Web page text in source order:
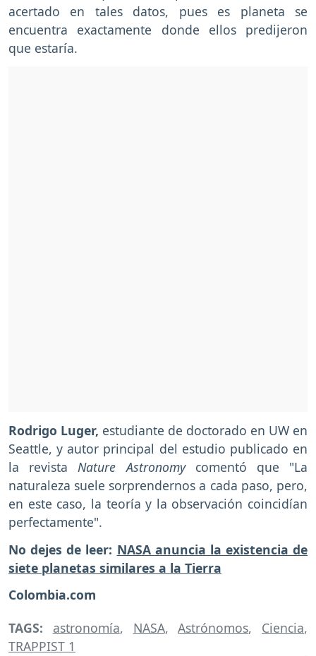
acertado en tales datos, pues es planeta se
encuentra exactamente donde ellos predijeron
que estaría.
Rodrigo Luger, estudiante de doctorado en UW en
Seattle, y autor principal del estudio publicado en
la revista Nature Astronomycomentó que "La
naturaleza suele sorprendernos a cada paso, pero,
en este caso, la teoría y la observación coincidían
perfectamente".
No dejes de leer: NASA anuncia la existencia de
siete planetas similares a la Tierra
Colombia.com
TAGS: astronomía, NASA,Astrónomos, Ciencia,
TRAPPIST 1